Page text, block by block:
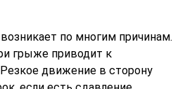
по многим причинам.
грыже приводит к
движение в сторону